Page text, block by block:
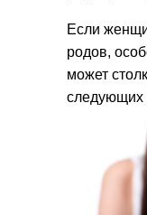
Если
родов,
может
следующих